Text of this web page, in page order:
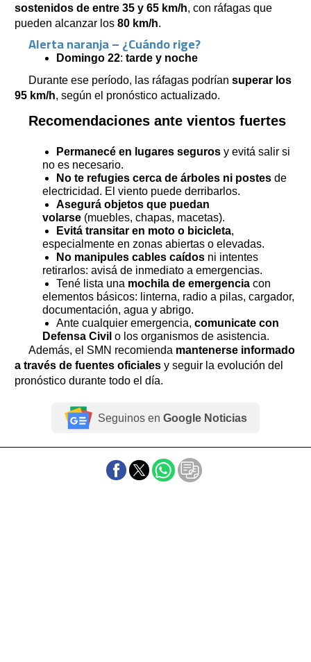
sostenidos de entre 35 y 65 km/h, con ráfagas que
pueden alcanzar los 80 km/h.
Alerta naranja – ¿Cuándo rige?
Domingo 22: tarde y noche
Durante ese período, las ráfagas podrían superar los
95 km/h, según el pronóstico actualizado.
Recomendaciones ante vientos fuertes
Permanecé en lugares seguros y evitá salir si
no es necesario.
No te refugies cerca de árboles ni postes de
electricidad. El viento puede derribarlos.
Asegurá objetos que puedan
volarse (muebles, chapas, macetas).
Evitá transitar en moto o bicicleta,
especialmente en zonas abiertas o elevadas.
No manipules cables caídos ni intentes
retirarlos: avisá de inmediato a emergencias.
Tené lista una mochila de emergencia con
elementos básicos: linterna, radio a pilas, cargador,
documentación, agua y abrigo.
Ante cualquier emergencia, comunicate con
Defensa Civil o los organismos de asistencia.
Además, el SMN recomienda mantenerse informado
a través de fuentes oficiales y seguir la evolución del
pronóstico durante todo el día.
Seguinos en Google Noticias